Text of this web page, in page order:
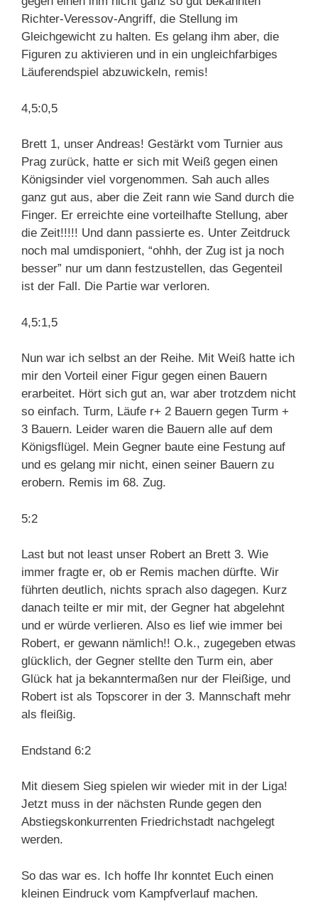
Richter-Veressov-Angriff, die Stellung im
Gleichgewicht zu halten. Es gelang ihm aber, die
Figuren zu aktivieren und in ein ungleichfarbiges
Läuferendspiel abzuwickeln, remis!
4,5:0,5
Brett 1, unser Andreas! Gestärkt vom Turnier aus
Prag zurück, hatte er sich mit Weiß gegen einen
Königsinder viel vorgenommen. Sah auch alles
ganz gut aus, aber die Zeit rann wie Sand durch die
Finger. Er erreichte eine vorteilhafte Stellung, aber
die Zeit!!!!! Und dann passierte es. Unter Zeitdruck
noch mal umdisponiert, “ohhh, der Zug ist ja noch
besser” nur um dann festzustellen, das Gegenteil
ist der Fall. Die Partie war verloren.
4,5:1,5
Nun war ich selbst an der Reihe. Mit Weiß hatte ich
mir den Vorteil einer Figur gegen einen Bauern
erarbeitet. Hört sich gut an, war aber trotzdem nicht
so einfach. Turm, Läufe r+ 2 Bauern gegen Turm +
3 Bauern. Leider waren die Bauern alle auf dem
Königsflügel. Mein Gegner baute eine Festung auf
und es gelang mir nicht, einen seiner Bauern zu
erobern. Remis im 68. Zug.
5:2
Last but not least unser Robert an Brett 3. Wie
immer fragte er, ob er Remis machen dürfte. Wir
führten deutlich, nichts sprach also dagegen. Kurz
danach teilte er mir mit, der Gegner hat abgelehnt
und er würde verlieren. Also es lief wie immer bei
Robert, er gewann nämlich!! O.k., zugegeben etwas
glücklich, der Gegner stellte den Turm ein, aber
Glück hat ja bekanntermaßen nur der Fleißige, und
Robert ist als Topscorer in der 3. Mannschaft mehr
als fleißig.
Endstand 6:2
Mit diesem Sieg spielen wir wieder mit in der Liga!
Jetzt muss in der nächsten Runde gegen den
Abstiegskonkurrenten Friedrichstadt nachgelegt
werden.
So das war es. Ich hoffe Ihr konntet Euch einen
kleinen Eindruck vom Kampfverlauf machen.